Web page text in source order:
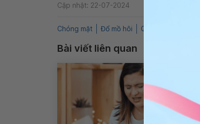
Cập nhật: 22-07-2024
Chóng mặt Đổ mồ hôi QnA
Bài viết liên quan